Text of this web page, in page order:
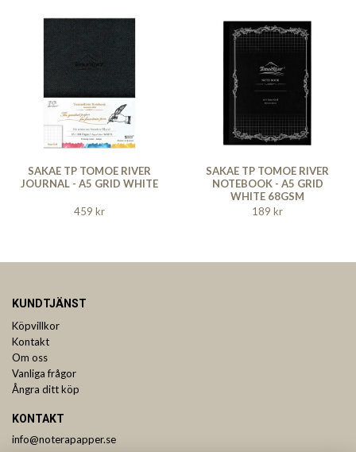
SAKAE TP TOMOE RIVER
JOURNAL - A5 GRID WHITE
459 kr
SAKAE TP TOMOE RIVER
NOTEBOOK - A5 GRID
WHITE 68GSM
189 kr
KUNDTJÄNST
Köpvillkor
Kontakt
Om oss
Vanliga frågor
Ångra ditt köp
KONTAKT
info@noterapapper.se